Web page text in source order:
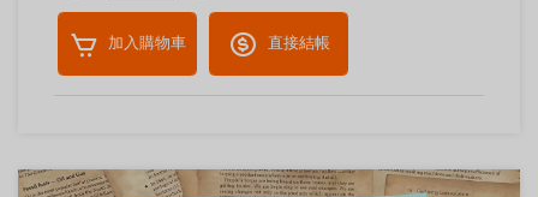
加入購物車 直接結帳